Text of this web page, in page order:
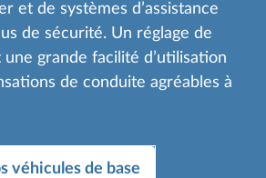
et de systèmes d’assistance
de sécurité. Un réglage de
grande facilité d’utilisation
de conduite agréables à
véhicules de base